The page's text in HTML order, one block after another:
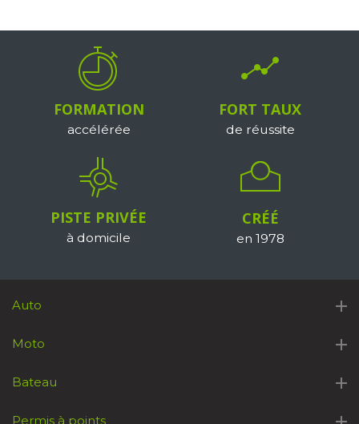
FORMATION
accélérée
FORT TAUX
de réussite
PISTE PRIVÉE
à domicile
CRÉÉ
en 1978
Auto
Moto
Bateau
Permis à points